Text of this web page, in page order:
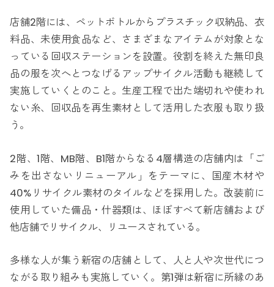
店舗2階には、ペットボトルからプラスチック収納品、衣
料品、未使用食品など、さまざまなアイテムが対象とな
っている回収ステーションを設置。役割を終えた無印良
品の服を次へとつなげるアップサイクル活動も継続して
実施していくとのこと。生産工程で出た端切れや使われ
ない糸、回収品を再生素材として活用した衣服も取り扱
う。
2階、1階、MB階、B1階からなる4層構造の店舗内は「ご
みを出さないリニューアル」をテーマに、国産木材や
40%リサイクル素材のタイルなどを採用した。改装前に
使用していた備品・什器類は、ほぼすべて新店舗および
他店舗でリサイクル、リユースされている。
多様な人が集う新宿の店舗として、人と人や次世代につ
ながる取り組みも実施していく。第1弾は新宿に所縁のあ